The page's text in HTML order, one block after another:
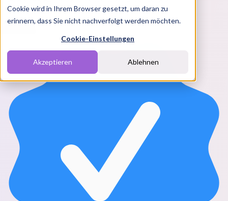
Cookie wird in Ihrem Browser gesetzt, um daran zu
erinnern, dass Sie nicht nachverfolgt werden möchten.
Cookie-Einstellungen
Akzeptieren Ablehnen